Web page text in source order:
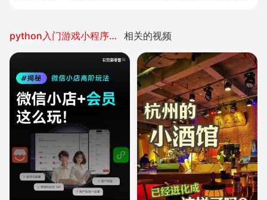
python入门游戏小程序开发 相关的视频